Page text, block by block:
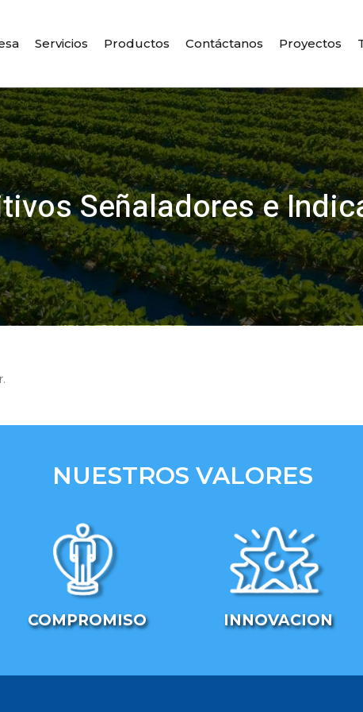
Servicios Productos Contáctanos Proyectos
Señaladores e
NUESTROS VALORES
COMPROMISO INNOVACION